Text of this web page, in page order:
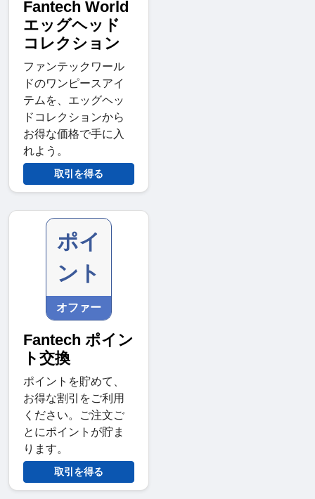
Fantech World
エッグヘッド
コレクション
ファンテックワール
ドのワンピースアイ
テムを、エッグヘッ
ドコレクションから
お得な価格で手に入
れよう。
取引を得る
ポイ
ント
オファー
Fantech ポイン
ト交換
ポイントを貯めて、
お得な割引をご利用
ください。ご注文ご
とにポイントが貯ま
ります。
取引を得る